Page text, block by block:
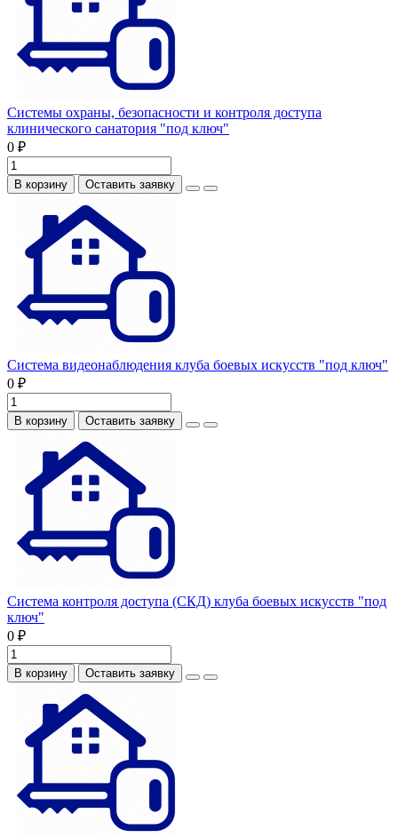
Системы охраны, безопасности и контроля доступа
клинического санатория "под ключ"
0 ₽
В корзину Оставить заявку
Система видеонаблюдения клуба боевых искусств "под ключ"
0 ₽
В корзину Оставить заявку
Система контроля доступа (СКД) клуба боевых искусств "под
ключ"
0 ₽
В корзину Оставить заявку